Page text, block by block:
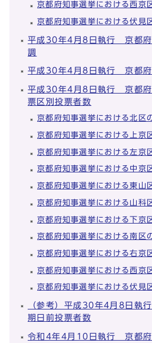
京都府知事選挙における西京
京都府知事選挙における伏見
平成30年4月8日執行 京都
調
平成30年4月8日執行 京都
平成30年4月8日執行 京都府
票区別投票者数
京都府知事選挙における北区
京都府知事選挙における上京
京都府知事選挙における左京
京都府知事選挙における中京
京都府知事選挙における東山
京都府知事選挙における山科
京都府知事選挙における下京
京都府知事選挙における南区
京都府知事選挙における右京
京都府知事選挙における西京
京都府知事選挙における伏見
（参考）平成30年4月8日
期日前投票者数
令和4年4月10日執行 京都